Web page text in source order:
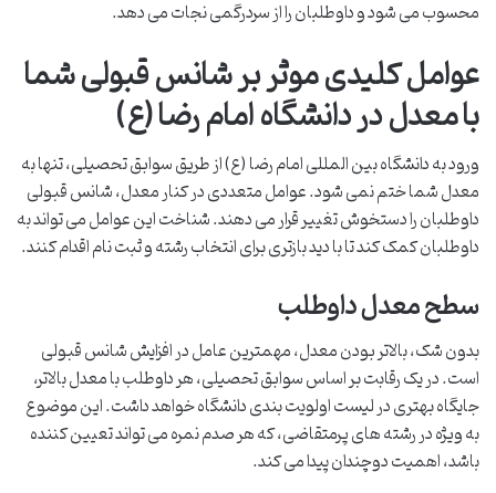
محسوب می شود و داوطلبان را از سردرگمی نجات می دهد.
عوامل کلیدی موثر بر شانس قبولی شما
با معدل در دانشگاه امام رضا (ع)
ورود به دانشگاه بین المللی امام رضا (ع) از طریق سوابق تحصیلی، تنها به
معدل شما ختم نمی شود. عوامل متعددی در کنار معدل، شانس قبولی
داوطلبان را دستخوش تغییر قرار می دهند. شناخت این عوامل می تواند به
داوطلبان کمک کند تا با دید بازتری برای انتخاب رشته و ثبت نام اقدام کنند.
سطح معدل داوطلب
بدون شک، بالاتر بودن معدل، مهمترین عامل در افزایش شانس قبولی
است. در یک رقابت بر اساس سوابق تحصیلی، هر داوطلب با معدل بالاتر،
جایگاه بهتری در لیست اولویت بندی دانشگاه خواهد داشت. این موضوع
به ویژه در رشته های پرمتقاضی، که هر صدم نمره می تواند تعیین کننده
باشد، اهمیت دوچندان پیدا می کند.